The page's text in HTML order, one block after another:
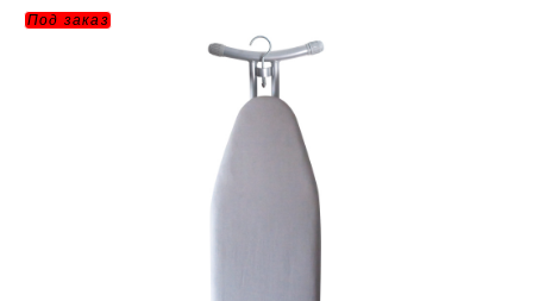
Под заказ